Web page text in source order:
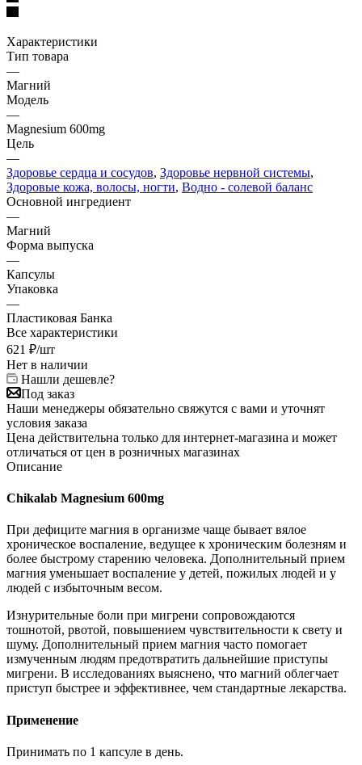
Характеристики
Тип товара
—
Магний
Модель
—
Magnesium 600mg
Цель
—
Здоровье сердца и сосудов, Здоровье нервной системы,
Здоровые кожа, волосы, ногти, Водно - солевой баланс
Основной ингредиент
—
Магний
Форма выпуска
—
Капсулы
Упаковка
—
Пластиковая Банка
Все характеристики
621 ₽/шт
Нет в наличии
Нашли дешевле?
Под заказ
Наши менеджеры обязательно свяжутся с вами и уточнят
условия заказа
Цена действительна только для интернет-магазина и может
отличаться от цен в розничных магазинах
Описание
Chikalab Magnesium 600mg
При дефиците магния в организме чаще бывает вялое
хроническое воспаление, ведущее к хроническим болезням и
более быстрому старению человека. Дополнительный прием
магния уменьшает воспаление у детей, пожилых людей и у
людей с избыточным весом.
Изнурительные боли при мигрени сопровождаются
тошнотой, рвотой, повышением чувствительности к свету и
шуму. Дополнительный прием магния часто помогает
измученным людям предотвратить дальнейшие приступы
мигрени. В исследованиях выяснено, что магний облегчает
приступ быстрее и эффективнее, чем стандартные лекарства.
Применение
Принимать по 1 капсуле в день.